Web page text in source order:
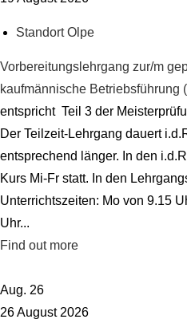
Standort Olpe
Vorbereitungslehrgang zur/m
kaufmännische Betriebsführung
entspricht Teil 3 der
Der Teilzeit-Lehrgang dauert
entsprechend länger. In den
Kurs Mi-Fr statt. In den
Unterrichtszeiten: Mo von 9.15
Uhr...
Find out more
Aug. 26
26August 2026